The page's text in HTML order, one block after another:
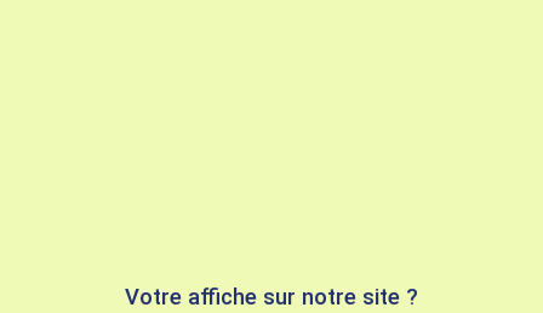
Votre affiche sur notre site ?